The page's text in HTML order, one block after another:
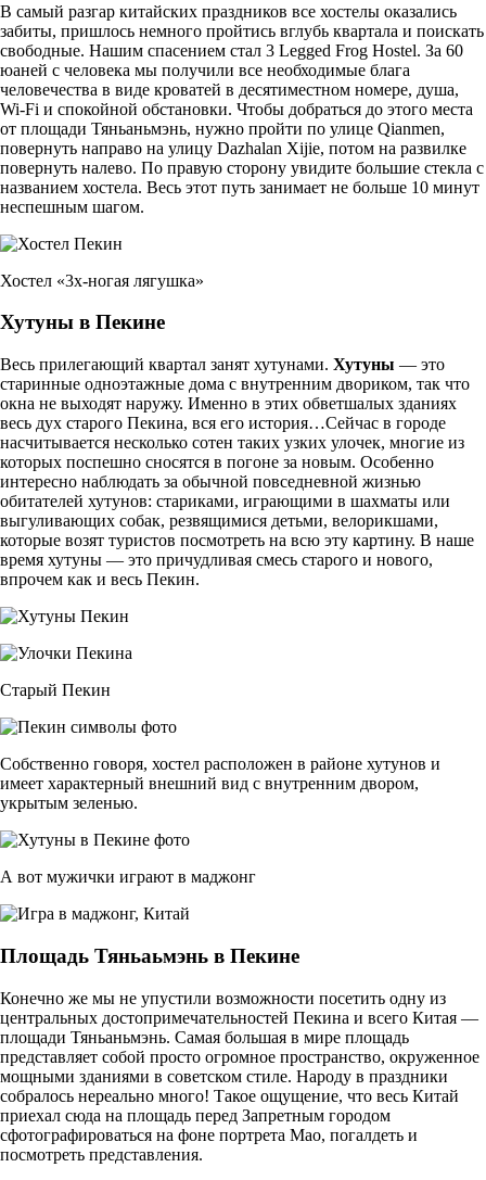
В самый разгар китайских праздников все хостелы оказались
забиты, пришлось немного пройтись вглубь квартала и поискать
свободные. Нашим спасением стал 3 Legged Frog Hostel. За 60
юаней с человека мы получили все необходимые блага
человечества в виде кроватей в десятиместном номере, душа,
Wi-Fi и спокойной обстановки. Чтобы добраться до этого места
от площади Тяньаньмэнь, нужно пройти по улице Qianmen,
повернуть направо на улицу Dazhalan Xijie, потом на развилке
повернуть налево. По правую сторону увидите большие стекла с
названием хостела. Весь этот путь занимает не больше 10 минут
неспешным шагом.
Хостел «3х-ногая лягушка»
Хутуны в Пекине
Весь прилегающий квартал занят хутунами. Хутуны — это
старинные одноэтажные дома с внутренним двориком, так что
окна не выходят наружу. Именно в этих обветшалых зданиях
весь дух старого Пекина, вся его история…Сейчас в городе
насчитывается несколько сотен таких узких улочек, многие из
которых поспешно сносятся в погоне за новым. Особенно
интересно наблюдать за обычной повседневной жизнью
обитателей хутунов: стариками, играющими в шахматы или
выгуливающих собак, резвящимися детьми, велорикшами,
которые возят туристов посмотреть на всю эту картину. В наше
время хутуны — это причудливая смесь старого и нового,
впрочем как и весь Пекин.
Старый Пекин
Собственно говоря, хостел расположен в районе хутунов и
имеет характерный внешний вид с внутренним двором,
укрытым зеленью.
А вот мужички играют в маджонг
Площадь Тяньаьмэнь в Пекине
Конечно же мы не упустили возможности посетить одну из
центральных достопримечательностей Пекина и всего Китая —
площади Тяньаньмэнь. Самая большая в мире площадь
представляет собой просто огромное пространство, окруженное
мощными зданиями в советском стиле. Народу в праздники
собралось нереально много! Такое ощущение, что весь Китай
приехал сюда на площадь перед Запретным городом
сфотографироваться на фоне портрета Мао, погалдеть и
посмотреть представления.